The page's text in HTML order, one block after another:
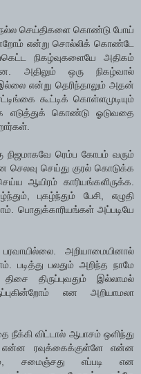
செய்திகளை கொண்டு போய்
என்று சொல்லிக் கொண்டே
நிகழ்வுகளையே அதிகம்
அதிலும் ஒரு நிகழ்வால்
என்று தெரிந்தாலும் அதன்
கூட்டிக் கொள்ளமுடியும்
கொண்டு ஓடுவதை
நிஜமாகவே ரெம்ப கோபம் வரும்
செலவு செய்து குரல் கொடுக்க
ஆயிரம் காரியங்களிருக்க.
புகழ்ந்தும் பேசி, எழுதி
பொதுக்காரியங்கள் அப்படியே
அறியாமையினால்
பலதும் அறிந்த நாமே
திருப்புவதும் இல்லாமல்
என அறியாமலா
நீக்கி விட்டால் ஆபாசம் ஒளிந்து
என்ன ரவுக்கைக்குள்ளே என்ன
சமைஞ்சது எப்படி என